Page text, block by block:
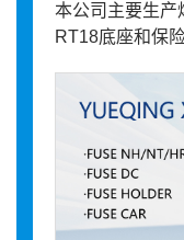
本公司主要生产
RT18底座和保